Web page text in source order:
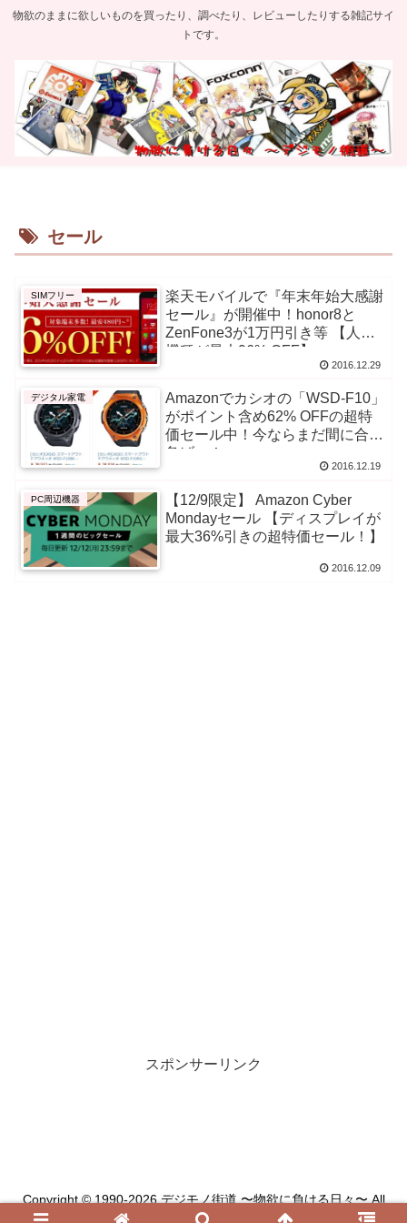
物欲のままに欲しいものを買ったり、調べたり、レビューしたりする雑記サイ
トです。
セール
SIMフリー
楽天モバイルで『年末年始大感謝
セール』が開催中！honor8と
ZenFone3が1万円引き等 【人気
機種が最大96% OFF】
2016.12.29
デジタル家電
Amazonでカシオの「WSD-F10」
がポイント含め62% OFFの超特
価セール中！今ならまだ間に合う
急げっ！
2016.12.19
PC周辺機器
【12/9限定】 Amazon Cyber
Mondayセール 【ディスプレイが
最大36%引きの超特価セール！】
2016.12.09
スポンサーリンク
Copyright © 1990-2026 デジモノ街道 〜物欲に負ける日々〜 All